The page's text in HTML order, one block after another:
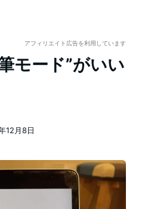
アフィリエイト広告を利用しています
モード”がいい
12月8日